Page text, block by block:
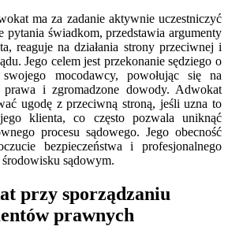
ma za zadanie aktywnie uczestniczyć
pytania świadkom, przedstawia argumenty
reaguje na działania strony przeciwnej i
Jego celem jest przekonanie sędziego o
swojego mocodawcy, powołując się na
prawa i zgromadzone dowody. Adwokat
ugodę z przeciwną stroną, jeśli uzna to
klienta, co często pozwala uniknąć
procesu sądowego. Jego obecność
bezpieczeństwa i profesjonalnego
sądowym.
przy sporządzaniu
prawnych